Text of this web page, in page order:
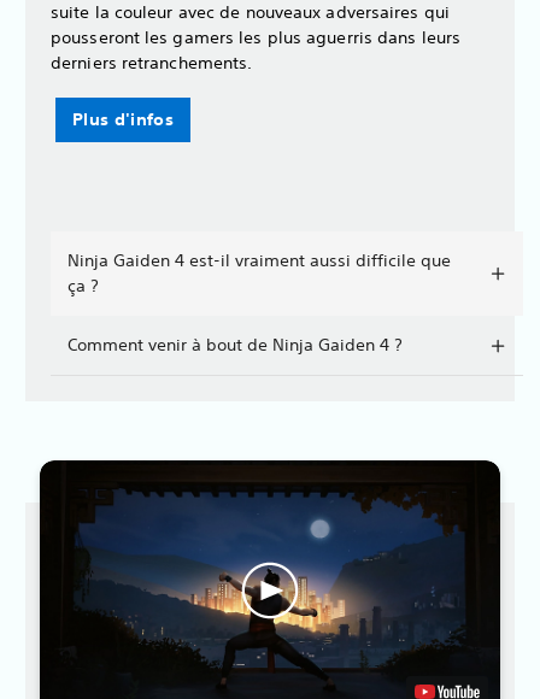
suite la couleur avec de nouveaux adversaires qui
pousseront les gamers les plus aguerris dans leurs
derniers retranchements.
Plus d'infos
Ninja Gaiden 4 est-il vraiment aussi difficile que
ça ?
Comment venir à bout de Ninja Gaiden 4 ?